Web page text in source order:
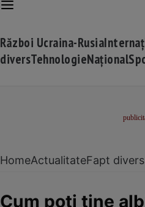
Război Ucraina-Rusia
diversTehnologieNațional
HomeActualitateFapt divers
Cum poți ține